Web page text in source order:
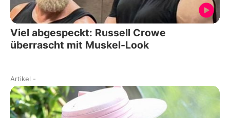
Viel abgespeckt: Russell Crowe
überrascht mit Muskel-Look
Artikel -